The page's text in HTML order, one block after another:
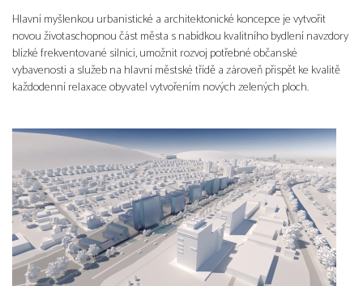
Hlavní myšlenkou urbanistické a architektonické koncepce je vytvořit
novou životaschopnou část města s nabídkou kvalitního bydlení navzdory
blízké frekventované silnici, umožnit rozvoj potřebné občanské
vybavenosti a služeb na hlavní městské třídě a zároveň přispět ke kvalitě
každodenní relaxace obyvatel vytvořením nových zelených ploch.